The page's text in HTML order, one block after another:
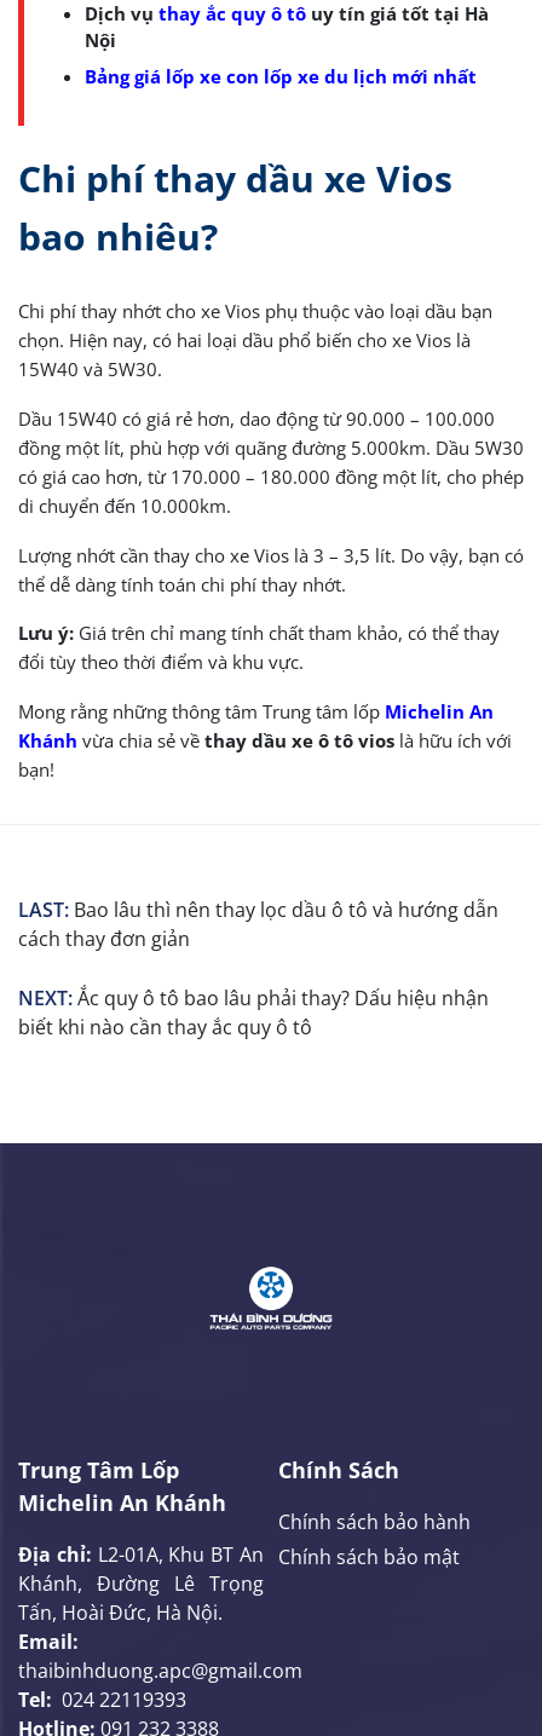
Dịch vụ thay ắc quy ô tô uy tín giá tốt tại Hà
Nội
Bảng giá lốp xe con lốp xe du lịch mới nhất
Chi phí thay dầu xe Vios
bao nhiêu?
Chi phí thay nhớt cho xe Vios phụ thuộc vào loại dầu bạn
chọn. Hiện nay, có hai loại dầu phổ biến cho xe Vios là
15W40 và 5W30.
Dầu 15W40 có giá rẻ hơn, dao động từ 90.000 – 100.000
đồng một lít, phù hợp với quãng đường 5.000km. Dầu 5W30
có giá cao hơn, từ 170.000 – 180.000 đồng một lít, cho phép
di chuyển đến 10.000km.
Lượng nhớt cần thay cho xe Vios là 3 – 3,5 lít. Do vậy, bạn có
thể dễ dàng tính toán chi phí thay nhớt.
Lưu ý: Giá trên chỉ mang tính chất tham khảo, có thể thay
đổi tùy theo thời điểm và khu vực.
Mong rằng những thông tâm Trung tâm lốp Michelin An
Khánh vừa chia sẻ về thay dầu xe ô tô vios là hữu ích với
bạn!
LAST: Bao lâu thì nên thay lọc dầu ô tô và hướng dẫn
cách thay đơn giản
NEXT:Ắc quy ô tô bao lâu phải thay? Dấu hiệu nhận
biết khi nào cần thay ắc quy ô tô
Trung Tâm Lốp
Michelin An Khánh
Địa chỉ: L2-01A, Khu BT An
Khánh, Đường Lê Trọng
Tấn, Hoài Đức, Hà Nội.
Email:
thaibinhduong.apc@gmail.com
Tel: 024 22119393
Hotline: 091 232 3388
Chính Sách
Chính sách bảo hành
Chính sách bảo mật